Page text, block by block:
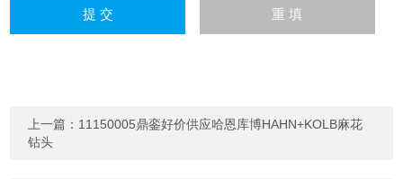
上一篇： 11150005鼎銮好价供应哈恩库博HAHN+KOLB麻花
钻头